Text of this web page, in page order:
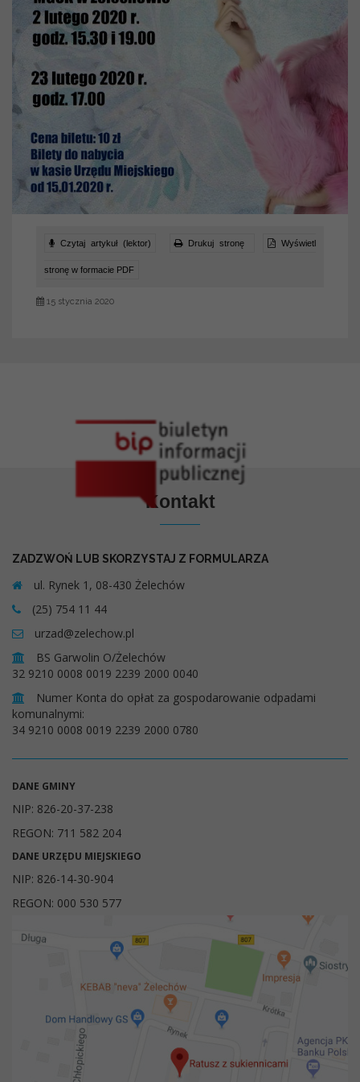
Czytaj artykuł (lektor) Drukuj stronę Wyświetl
stronę w formacie PDF
15 stycznia 2020
Kontakt
ZADZWOŃ LUB SKORZYSTAJ Z FORMULARZA
ul. Rynek 1, 08-430 Żelechów
(25) 754 11 44
urzad@zelechow.pl
BS Garwolin O/Żelechów
32 9210 0008 0019 2239 2000 0040
Numer Konta do opłat za gospodarowanie odpadami
komunalnymi:
34 9210 0008 0019 2239 2000 0780
DANE GMINY
NIP: 826-20-37-238
REGON: 711 582 204
DANE URZĘDU MIEJSKIEGO
NIP: 826-14-30-904
REGON: 000 530 577